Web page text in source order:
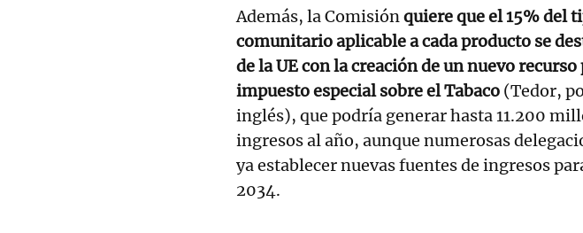
Además, la Comisiónquiere que el 15% del
comunitario aplicable a cada producto se
de la UE con la creación de un nuevo
impuesto especial sobre el Tabaco (Tedor,
inglés), que podría generar hasta 11.200
ingresos al año, aunque numerosas
ya establecer nuevas fuentes de ingresos
2034.